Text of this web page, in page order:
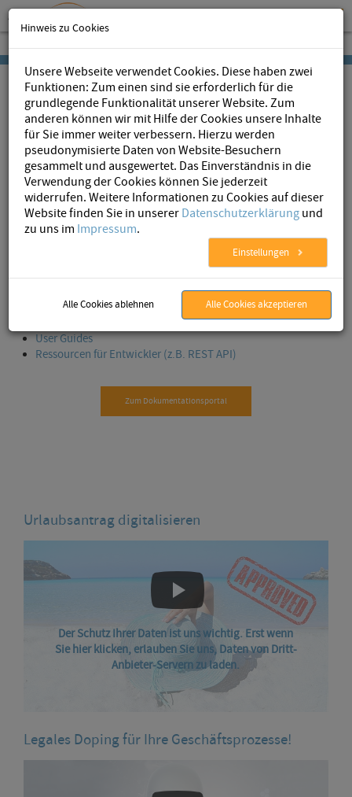
AristaFlow»Jetzt testen » Tutorials
AristaFlow BPM Suite - Tutorials
Auf unserem Dokumentationsportal finden Sie eine Vielzahl an
Installationsanleitung
User Guides
Ressourcen für Entwickler (z.B. REST API)
Zum Dokumentationsportal
Urlaubsantrag digitalisieren
Der Schutz Ihrer Daten ist uns wichtig. Erst wenn
Sie hier klicken, erlauben Sie uns, Daten von Dritt-
Anbieter-Servern zu laden.
Legales Doping für Ihre Geschäftsprozesse!
Hinweis zu Cookies
Unsere Webseite verwendet Cookies. Diese haben zwei
Funktionen: Zum einen sind sie erforderlich für die
grundlegende Funktionalität unserer Website. Zum
anderen können wir mit Hilfe der Cookies unsere Inhalte
für Sie immer weiter verbessern. Hierzu werden
pseudonymisierte Daten von Website-Besuchern
gesammelt und ausgewertet. Das Einverständnis in die
Verwendung der Cookies können Sie jederzeit
widerrufen. Weitere Informationen zu Cookies auf dieser
Website finden Sie in unsererDatenschutzerklärungund
zu uns im Impressum.
Einstellungen
Alle Cookies ablehnen Alle Cookies akzeptieren